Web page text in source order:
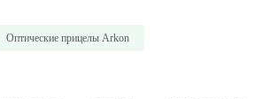
Оптические прицелы Arkon